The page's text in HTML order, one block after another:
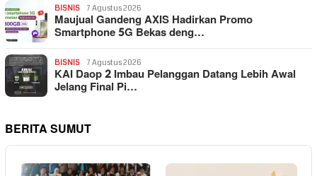
BISNIS 7 Agustus 2026
Maujual Gandeng AXIS Hadirkan Promo
Smartphone 5G Bekas deng…
BISNIS 7 Agustus 2026
KAI Daop 2 Imbau Pelanggan Datang Lebih Awal
Jelang Final Pi…
BERITA SUMUT